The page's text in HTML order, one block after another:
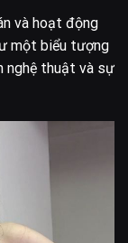
và hoạt động
một biểu tượng
nghệ thuật và sự